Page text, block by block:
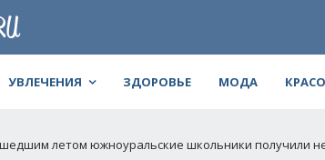
УВЛЕЧЕНИЯ ЗДОРОВЬЕ МОДА
летом южноуральские школьники получили